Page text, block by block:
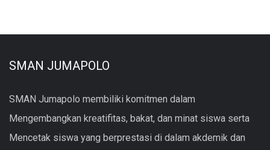
SMAN JUMAPOLO
SMAN Jumapolo membiliki komitmen dalam
Mengembangkan kreatifitas, bakat, dan minat siswa serta
Mencetak siswa yang berprestasi di dalam akdemik dan